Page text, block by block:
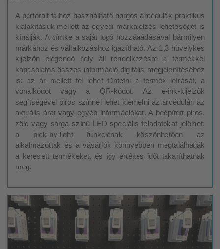
A perforált falhoz használható horgos árcédulák praktikus
kialakításuk mellett az egyedi márkajelzés lehetőségét is
kínálják. A címke a saját logó hozzáaádásával bármilyen
márkához és vállalkozáshoz igazítható. Az 1,3 hüvelykes
kijelzőn elegendő hely áll rendelkezésre a termékkel
kapcsolatos összes információ digitális megjelenítéséhez
is: az ár mellett fel lehet tüntetni a termék leírását, a
vonalkódot vagy a QR-kódot. Az e-ink-kijelzők
segítségével piros színnel lehet kiemelni az árcédulán az
aktuális árat vagy egyéb információkat. A beépített piros,
zöld vagy sárga színű LED speciális feladatokat jelölhet:
a pick-by-light funkciónak köszönhetően az
alkalmazottak és a vásárlók könnyebben megtalálhatják
a keresett termékeket, és így értékes időt takaríthatnak
meg.